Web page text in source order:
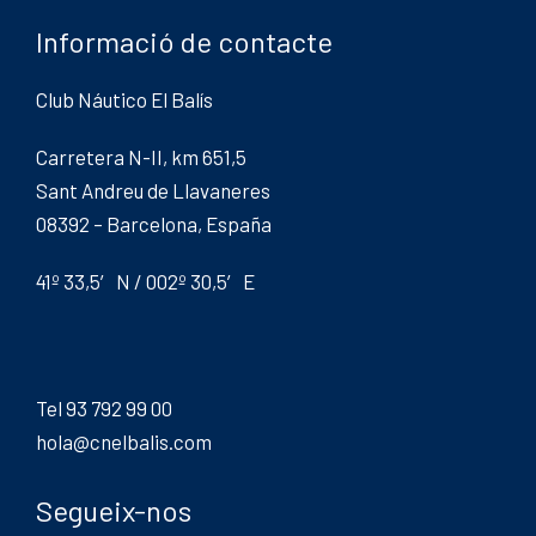
Informació de contacte
Club Náutico El Balís
Carretera N-II, km 651,5
Sant Andreu de Llavaneres
08392 – Barcelona, España
41º 33,5′ N / 002º 30,5′ E
Tel 93 792 99 00
hola@cnelbalis.com
Segueix-nos